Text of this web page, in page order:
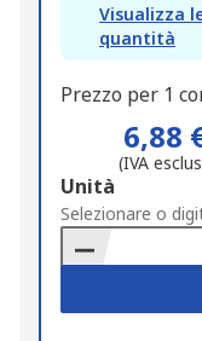
Visualizza
quantità
Prezzo per 1
6,88
(IVA
Add
to
Basket
Unità
Selezionare o